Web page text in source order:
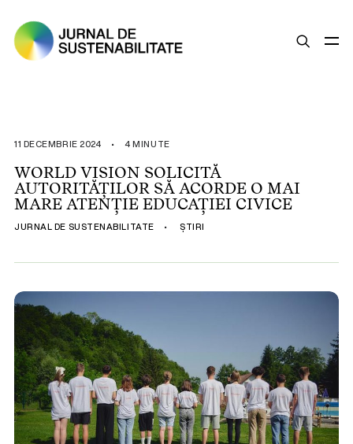
ȘTIRI
OPINII
ESG
COMPANII SUSTENABILE
11 DECEMBRIE 2024 • 4 MINUTE
WORLD VISION SOLICITĂ
AUTORITĂȚILOR SĂ ACORDE O MAI
MARE ATENȚIE EDUCAȚIEI CIVICE
JURNAL DE SUSTENABILITATE • ȘTIRI